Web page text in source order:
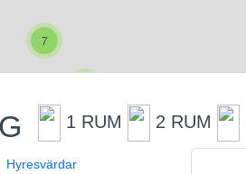
7
1 RUM 2 RUM
Hyresvärdar